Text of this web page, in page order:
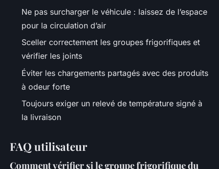
Ne pas surcharger le véhicule : laissez de l’espace
pour la circulation d’air
Sceller correctement les groupes frigorifiques et
vérifier les joints
Éviter les chargements partagés avec des produits
à odeur forte
Toujours exiger un relevé de température signé à
la livraison
FAQ utilisateur
Comment vérifier si le groupe frigorifique du